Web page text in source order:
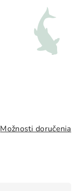
Možnosti doručenia